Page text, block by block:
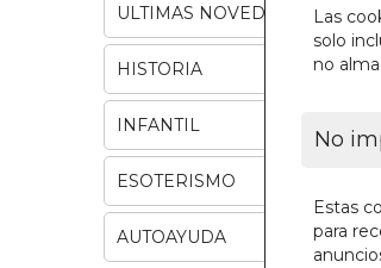
Las
solo
no
No
Estas
para
ULTIMAS NOVEDADES
HISTORIA
INFANTIL
ESOTERISMO
AUTOAYUDA